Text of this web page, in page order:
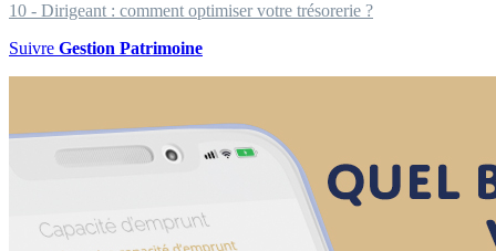
10 - Dirigeant : comment optimiser votre trésorerie ?
Suivre Gestion Patrimoine